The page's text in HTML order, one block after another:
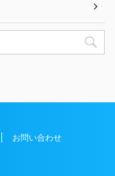
お問い合わせ